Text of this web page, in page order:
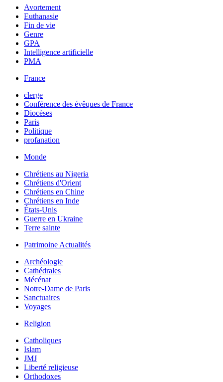
Avortement
Euthanasie
Fin de vie
Genre
GPA
Intelligence artificielle
PMA
France
clerge
Conférence des évêques de France
Diocèses
Paris
Politique
profanation
Monde
Chrétiens au Nigeria
Chrétiens d'Orient
Chrétiens en Chine
Chrétiens en Inde
États-Unis
Guerre en Ukraine
Terre sainte
Patrimoine Actualités
Archéologie
Cathédrales
Mécénat
Notre-Dame de Paris
Sanctuaires
Voyages
Religion
Catholiques
Islam
JMJ
Liberté religieuse
Orthodoxes